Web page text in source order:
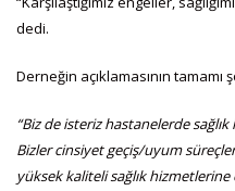
dedi.
Derneğin açıklamasının tamamı
“Biz de isteriz hastanelerde
Bizler cinsiyet geçiş/uyum
yüksek kaliteli sağlık